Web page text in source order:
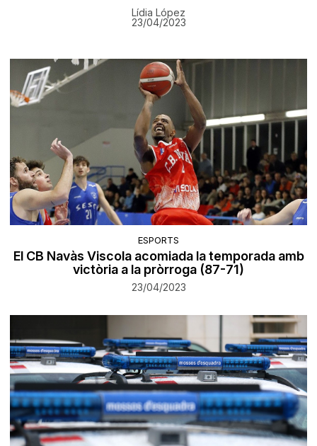
Lídia López
23/04/2023
ESPORTS
El CB Navàs Viscola acomiada la temporada amb
victòria a la pròrroga (87-71)
23/04/2023